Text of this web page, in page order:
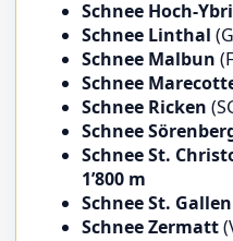
Schnee Hoch-
Schnee Linthal
Schnee Malbun
Schnee
Schnee Ricken
Schnee
Schnee St.
1’800 m
Schnee St. Gallen
Schnee Zermatt